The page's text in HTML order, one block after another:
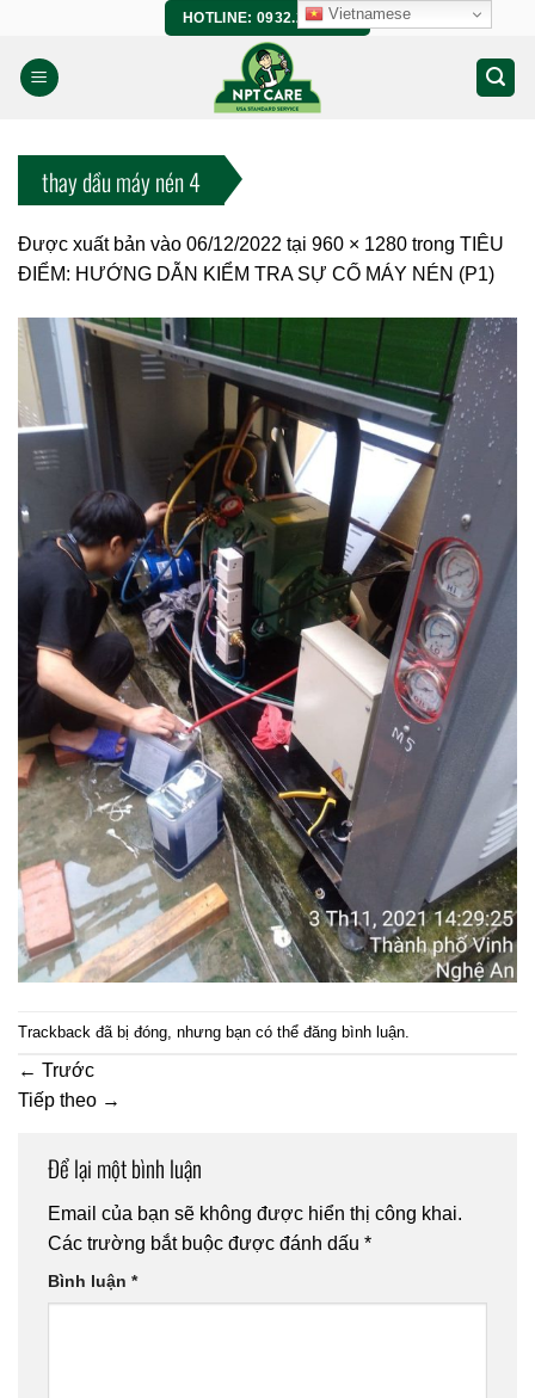
nội
dung
HOTLINE: 0932.266.458
thay dầu máy nén 4
Được xuất bản vào 06/12/2022 tại 960 × 1280 trong TIÊU
ĐIỂM: HƯỚNG DẪN KIỂM TRA SỰ CỐ MÁY NÉN (P1)
Trackback đã bị đóng, nhưng bạn có thể đăng bình luận
← Trước
Tiếp theo →
Để lại một bình luận
Email của bạn sẽ không được hiển thị công khai.
Các trường bắt buộc được đánh dấu *
Bình luận *
Vietnamese